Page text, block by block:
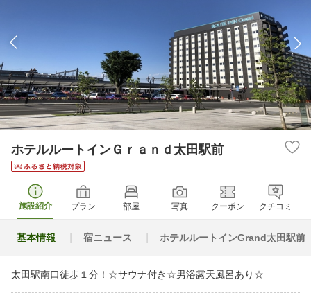
ホテルルートインＧｒａｎｄ太田駅前
施設紹介 プラン 部屋 写真 クーポン クチコミ
基本情報 宿ニュース ホテルルートインGrand太田駅前
太田駅南口徒歩１分！☆サウナ付き☆男浴露天風呂あり☆